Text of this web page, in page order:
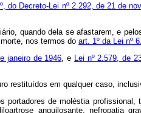
do Decreto-Lei nº 2.292, de 21 de
quando dela se afastarem, e
nos termos do art. 1º da Lei nº
janeiro de 1946, e Lei nº 2.579, de
restituídos em qualquer caso,
de moléstia
anquilosante, nefropatia